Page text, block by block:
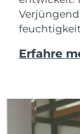
Erfahre